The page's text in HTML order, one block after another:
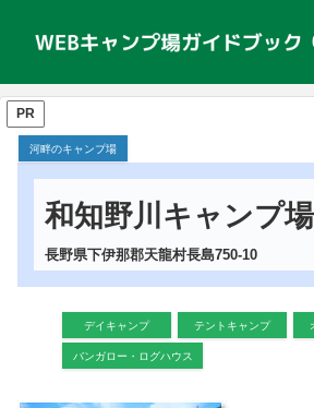
PR
河畔のキャンプ場
和知野川キャンプ場
長野県下伊那郡天龍村長島750-10
デイキャンプ テントキャンプ
バンガロー・ログハウス